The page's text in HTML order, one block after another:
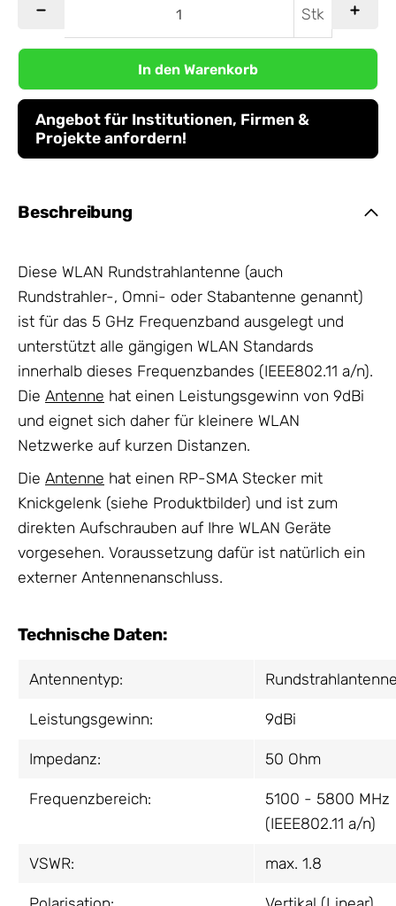
Stk
In den Warenkorb
Angebot für Institutionen, Firmen &
Projekte anfordern!
Beschreibung
Diese WLAN Rundstrahlantenne (auch
Rundstrahler-, Omni- oder Stabantenne genannt)
ist für das 5 GHz Frequenzband ausgelegt und
unterstützt alle gängigen WLAN Standards
innerhalb dieses Frequenzbandes (IEEE802.11 a/n).
Die Antenne hat einen Leistungsgewinn von 9dBi
und eignet sich daher für kleinere WLAN
Netzwerke auf kurzen Distanzen.
Die Antenne hat einen RP-SMA Stecker mit
Knickgelenk (siehe Produktbilder) und ist zum
direkten Aufschrauben auf Ihre WLAN Geräte
vorgesehen. Voraussetzung dafür ist natürlich ein
externer Antennenanschluss.
Technische Daten:
Antennentyp:
Leistungsgewinn: 9dBi
Impedanz: 50 Ohm
Frequenzbereich:
5100 - 5800 MHz
(IEEE802.11 a/n)
VSWR: max. 1.8